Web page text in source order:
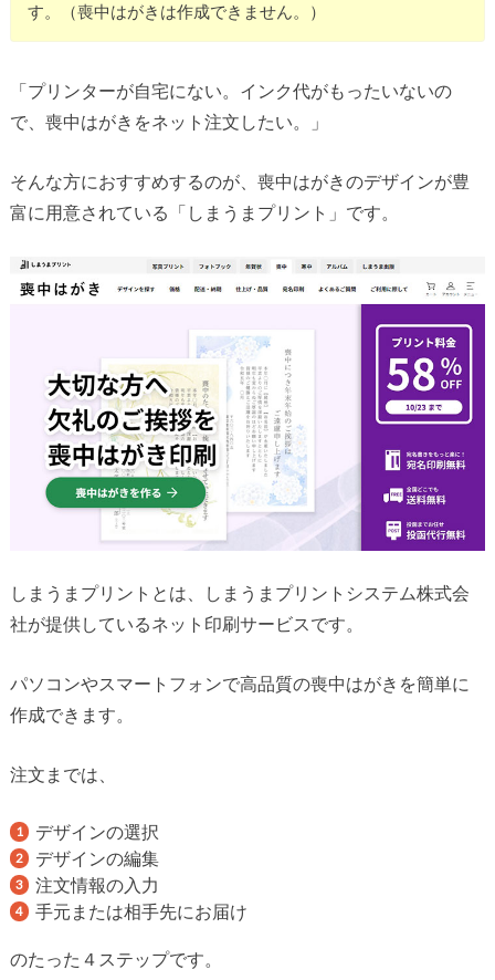
す。（喪中はがきは作成できません。）
「プリンターが自宅にない。インク代がもったいないの
で、喪中はがきをネット注文したい。」
そんな方におすすめするのが、喪中はがきのデザインが豊
富に用意されている「しまうまプリント」です。
しまうまプリントとは、しまうまプリントシステム株式会
社が提供しているネット印刷サービスです。
パソコンやスマートフォンで高品質の喪中はがきを簡単に
作成できます。
注文までは、
デザインの選択
デザインの編集
注文情報の入力
手元または相手先にお届け
のたった４ステップです。